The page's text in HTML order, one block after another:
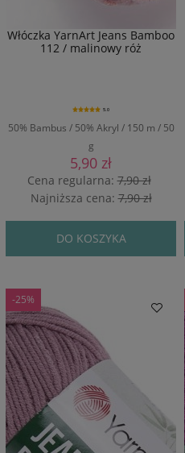
Włóczka YarnArt Jeans Bamboo
112 / malinowy róż
50% Bambus / 50% Akryl / 150 m / 50
g
5.0
5,90 zł
Cena regularna:7,90 zł
Najniższa cena:7,90 zł
DO KOSZYKA
-25%